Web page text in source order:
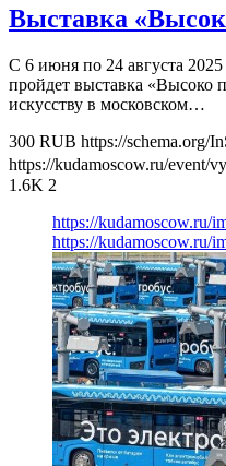
Выставка
С 6 июня по 24 августа
пройдет выставка «Высоко
искусству в московском…
300 RUB https://schema.org/
https://kudamoscow.ru/event/
1.6K 2
https://kudamoscow.ru/
https://kudamoscow.ru/